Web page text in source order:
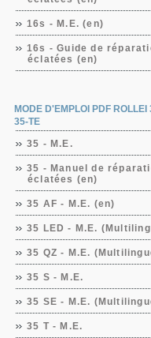
16s - M.E. (en)
16s - Guide de
éclatées (en)
MODE D'EMPLOI PDF
35-TE
35 - M.E.
35 - Manuel de
éclatées (en)
35 AF - M.E. (en)
35 LED - M.E.
35 QZ - M.E.
35 S - M.E.
35 SE - M.E.
35 T - M.E.